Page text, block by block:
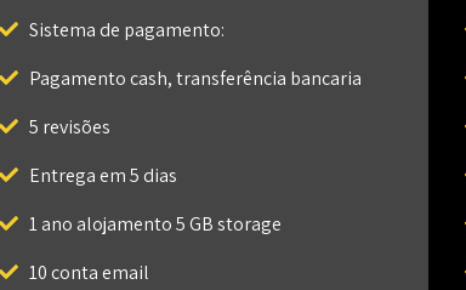
Sistema de pagamento:
Pagamento cash, transferência bancaria
5 revisões
Entrega em 5 dias
1 ano alojamento 5 GB storage
10 conta email